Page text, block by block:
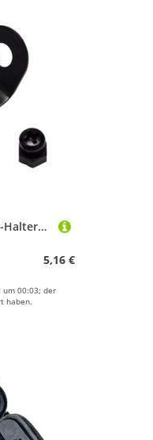
Wegiwuca Schutzblech-Halterung aus Aluminiumlegierung, zusammenklappbar, für Fahrräder, Zubehör für Elektrofahrräder
5,16 €
00:03; der
haben.